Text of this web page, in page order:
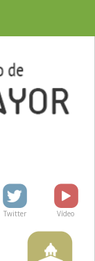
Twitter Vídeo